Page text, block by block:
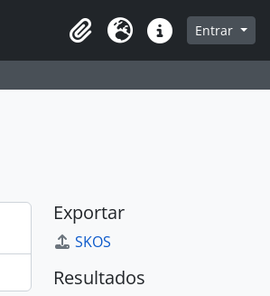
Área de Transferência
Idioma Atalhos Entrar
Exportar
SKOS
Resultados